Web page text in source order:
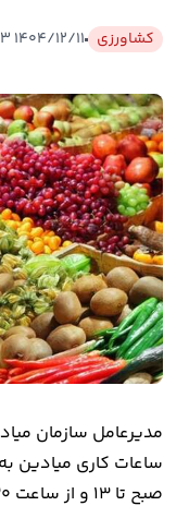
بورس
بیمه
اقتصاد
جهان
بازار
و
تجارت
کشاورزی
راه
و
مسکن
کشاورزی ۱۴۰۴/۱۲/۱۱ ۱۴:۰۵:۴۳
مدیرعامل سازمان
صبح تا ۱۳ و از ساعت ۱۴.۳۰ تا ۱۹ است.